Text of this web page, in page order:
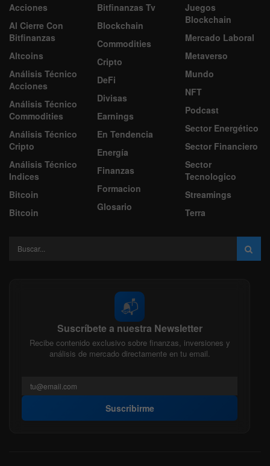
Acciones
Al Cierre Con
Bitfinanzas
Altcoins
Análisis Técnico
Acciones
Análisis Técnico
Commodities
Análisis Técnico
Cripto
Análisis Técnico
Indices
Bitcoin
Bitcoin
Bitfinanzas Tv
Blockchain
Commodities
Cripto
DeFi
Divisas
Earnings
En Tendencia
Energía
Finanzas
Formacion
Glosario
Juegos
Blockchain
Mercado Laboral
Metaverso
Mundo
NFT
Podcast
Sector Energético
Sector Financiero
Sector
Tecnologico
Streamings
Terra
📬
Suscríbete a nuestra Newsletter
Recibe contenido exclusivo sobre finanzas, inversiones y
análisis de mercado directamente en tu email.
Suscribirme